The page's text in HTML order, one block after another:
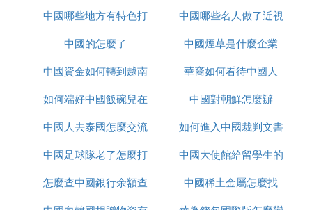
習俗：吃粽子、賽龍舟。
日節、五月節、夏五、重五等。端午節是中國漢族人
民紀念屈原嘩爛的傳統節日。
端午節有吃粽子，賽龍舟，掛菖蒲、蒿草、艾葉，薰
蒼術、白芷，喝雄黃酒的習俗。這一天的活動現在逐
漸演變為吃粽子、賽龍舟、帶五色線，做香囊，門上
插艾條
的
中國哪些地方有特色打
鼓
中國哪些名人做了近視
手術
中國的怎麼了
中國煙草是什麼企業
中國資金如何轉到越南
炒股
華裔如何看待中國人
如何端好中國飯碗兒在
線播放
中國對朝鮮怎麼辦
中國人去泰國怎麼交流
如何進入中國裁判文書
網官網
中國足球隊老了怎麼打
亞洲杯
中國大使館給留學生的
健康包有什麼
怎麼查中國銀行余額查
中國稀土金屬怎麼找